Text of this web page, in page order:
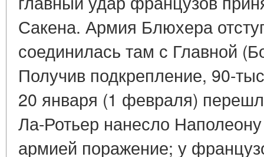
Сакена. Армия Блюхера
соединилась там с Главной
Получив подкрепление, 90-
20 января (1 февраля)
Ла-Ротьер нанесло
армией поражение; у